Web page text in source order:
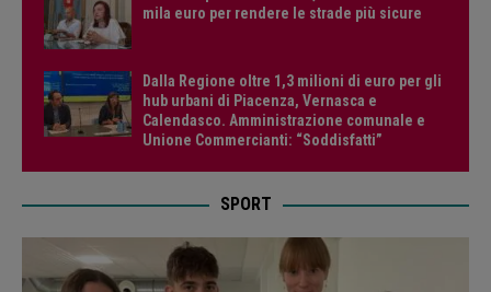
mila euro per rendere le strade più sicure
Dalla Regione oltre 1,3 milioni di euro per gli
hub urbani di Piacenza, Vernasca e
Calendasco. Amministrazione comunale e
Unione Commercianti: “Soddisfatti”
SPORT